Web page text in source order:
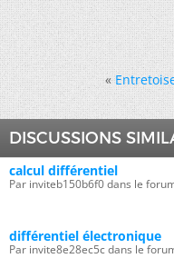
«
DISCUSSIONS
calcul différentiel
Par inviteb150b6f0 dans le
différentiel électronique
Par invite8e28ec5c dans le